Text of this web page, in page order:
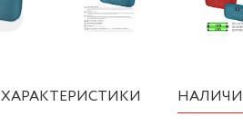
ХАРАКТЕРИСТИКИ